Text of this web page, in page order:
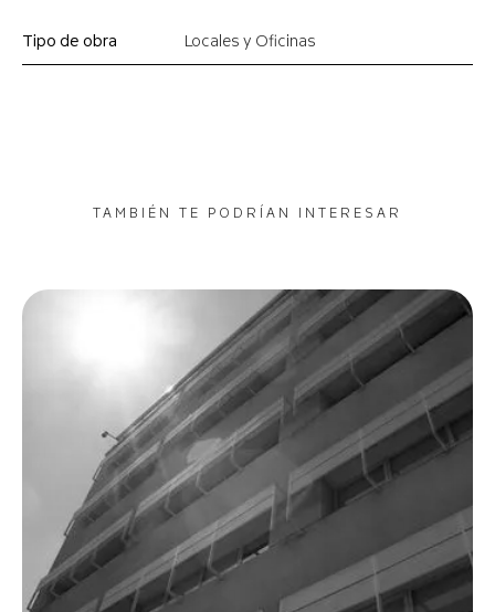
Tipo de obra Locales y Oficinas
TAMBIÉN TE PODRÍAN INTERESAR